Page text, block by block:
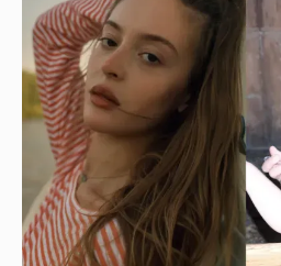
Внучка Никиты
мужем и сыном отдыхает